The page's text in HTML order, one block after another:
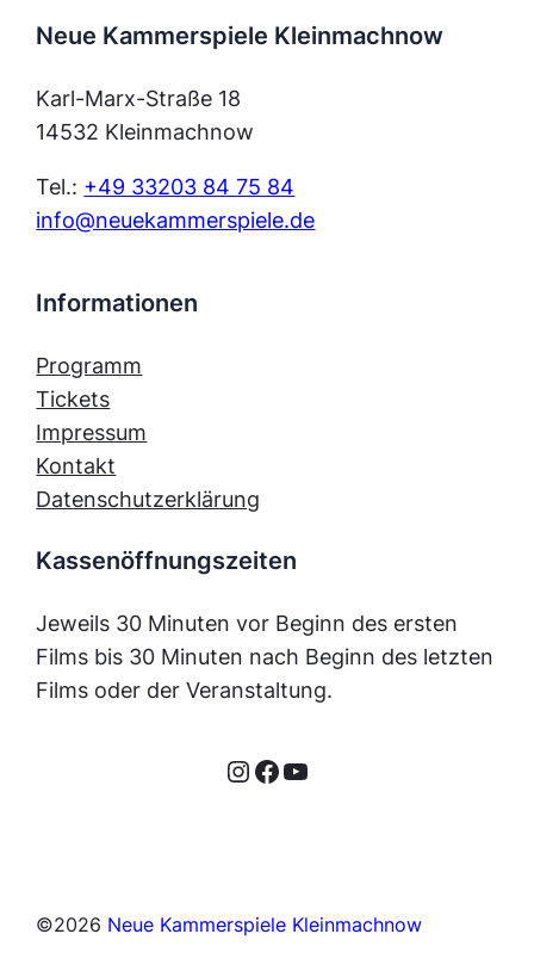
Neue Kammerspiele Kleinmachnow
Karl-Marx-Straße 18
14532 Kleinmachnow
Tel.: +49 33203 84 75 84
info@neuekammerspiele.de
Informationen
Programm
Tickets
Impressum
Kontakt
Datenschutzerklärung
Kassenöffnungszeiten
Jeweils 30 Minuten vor Beginn des ersten
Films bis 30 Minuten nach Beginn des letzten
Films oder der Veranstaltung.
Instagram Facebook YouTube
©2026 Neue Kammerspiele Kleinmachnow